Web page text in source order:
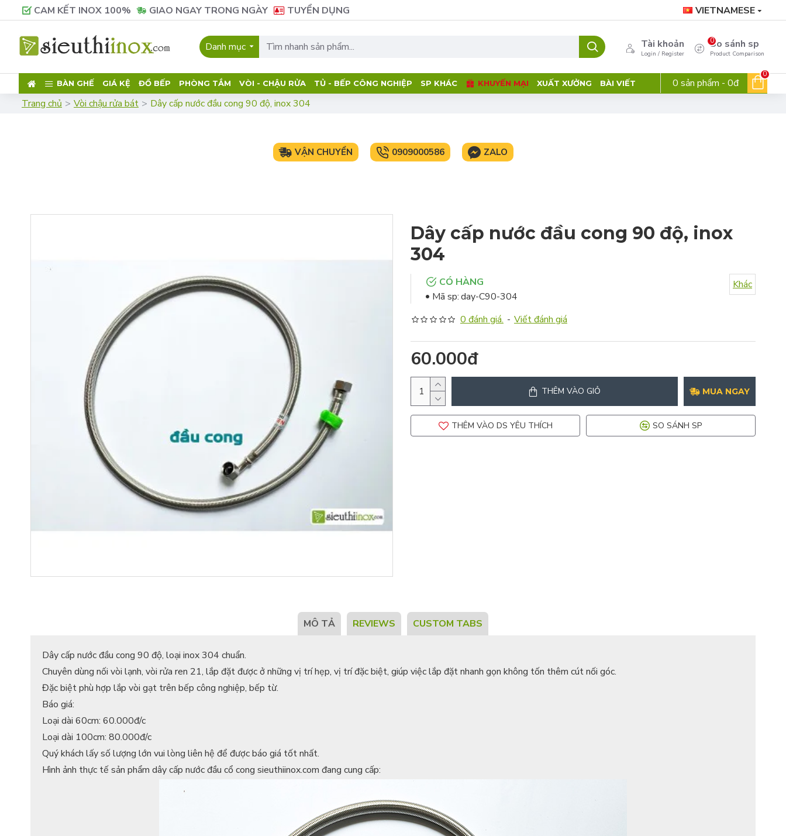
CAM KẾT INOX 100% GIAO NGAY TRONG NGÀY TUYỂN DỤNG VIETNAMESE
Danh mục Tài khoản
Login / Register
So sánh sp
Product Comparison
0
BÀN GHẾ GIÁ KỆ ĐỒ BẾP PHÒNG TẮM VÒI - CHẬU RỬA TỦ - BẾP CÔNG NGHIỆP SP KHÁC KHUYẾN MẠI XUẤT XƯỞNG BÀI VIẾT 0 sản phẩm - 0đ
0
Trang chủ Vòi chậu rửa bát Dây cấp nước đầu cong 90 độ, inox 304
VẬN CHUYỂN 0909000586 ZALO
Dây cấp nước đầu cong 90 độ, inox
304
CÓ HÀNG
Mã sp:day-C90-304
Khác
0 đánh giá. - Viết đánh giá
60.000đ
THÊM VÀO GIỎ MUA NGAY
THÊM VÀO DS YÊU THÍCH SO SÁNH SP
MÔ TẢ REVIEWS CUSTOM TABS
Dây cấp nước đầu cong 90 độ, loại inox 304 chuẩn.
Chuyên dùng nối vòi lạnh, vòi rửa ren 21, lắp đặt được ở những vị trí hẹp, vị trí đặc biệt, giúp việc lắp đặt nhanh gọn không tốn thêm cút nối góc.
Đặc biệt phù hợp lắp vòi gạt trên bếp công nghiệp, bếp từ.
Báo giá:
Loại dài 60cm: 60.000đ/c
Loại dài 100cm: 80.000đ/c
Quý khách lấy số lượng lớn vui lòng liên hệ để được báo giá tốt nhất.
Hình ảnh thực tế sản phẩm dây cấp nước đầu cổ cong sieuthiinox.com đang cung cấp: